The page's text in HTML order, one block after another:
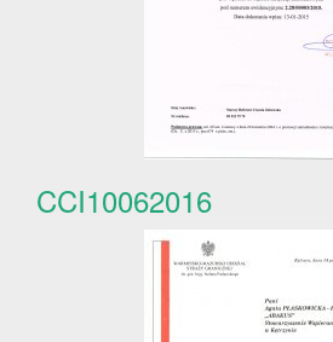
CCI10062016